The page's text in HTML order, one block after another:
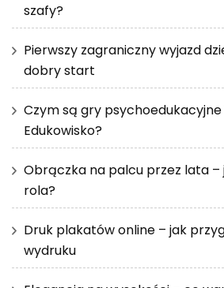
szafy?
Pierwszy zagraniczny wyjazd
dobry start
Czym są gry psychoedukacyjne
Edukowisko?
Obrączka na palcu przez lata –
rola?
Druk plakatów online – jak
wydruku